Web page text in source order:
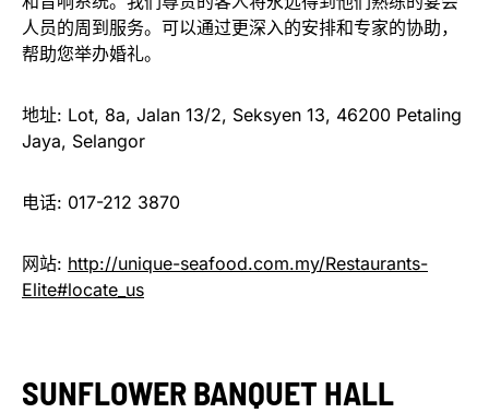
人员的周到服务。可以通过更深入的安排和专家的协助，
帮助您举办婚礼。
地址: Lot, 8a, Jalan 13/2, Seksyen 13, 46200 Petaling
Jaya, Selangor
电话: 017-212 3870
网站: http://unique-seafood.com.my/Restaurants-
Elite#locate_us
SUNFLOWER BANQUET HALL